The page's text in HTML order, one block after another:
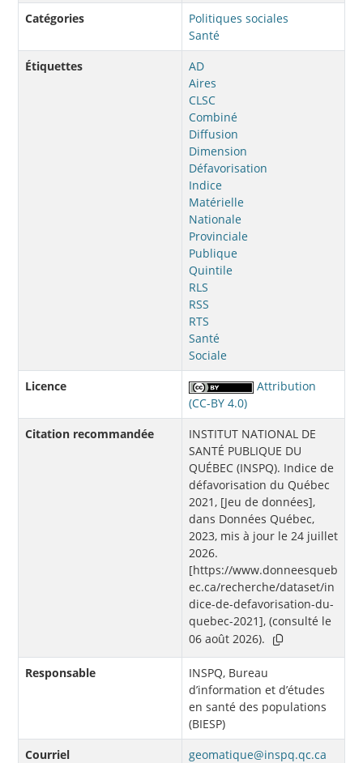
Catégories
Politiques sociales
Santé
Étiquettes
AD
Aires
CLSC
Combiné
Diffusion
Dimension
Défavorisation
Indice
Matérielle
Nationale
Provinciale
Publique
Quintile
RLS
RSS
RTS
Santé
Sociale
Licence
Attribution
(CC-BY 4.0)
Citation recommandée
INSTITUT NATIONAL DE
SANTÉ PUBLIQUE DU
QUÉBEC (INSPQ). Indice de
défavorisation du Québec
2021, [Jeu de données],
dans Données Québec,
2023, mis à jour le 24 juillet
2026.
[https://www.donneesqueb
ec.ca/recherche/dataset/in
dice-de-defavorisation-du-
quebec-2021], (consulté le
06 août 2026).
Responsable
INSPQ, Bureau
d’information et d’études
en santé des populations
(BIESP)
Courriel
geomatique@inspq.qc.ca